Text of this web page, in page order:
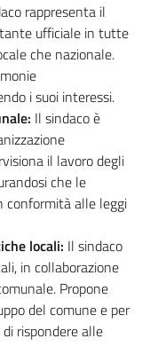
rappresenta il
ufficiale in tutte
che nazionale.
i suoi interessi.
Il sindaco è
il lavoro degli
che le
alle leggi
locali: Il sindaco
in collaborazione
Propone
del comune e per
rispondere alle